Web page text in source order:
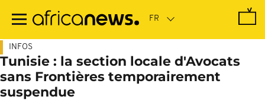
contenu
INFOS
Tunisie : la section locale d'Avocats
sans Frontières temporairement
suspendue